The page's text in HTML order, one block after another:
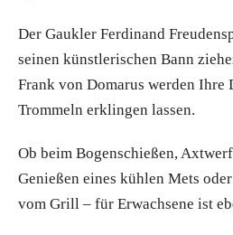
Der Gaukler Ferdinand
seinen künstlerischen Bann
Frank von Domarus werden Ihre
Trommeln erklingen lassen.
Ob beim Bogenschießen,
Genießen eines kühlen Mets
vom Grill – für Erwachsene ist